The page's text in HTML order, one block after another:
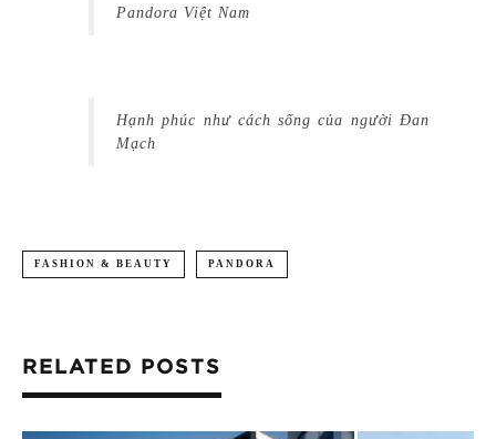
Pandora Việt Nam
Hạnh phúc như cách sống của người Đan
Mạch
FASHION & BEAUTY PANDORA
RELATED POSTS